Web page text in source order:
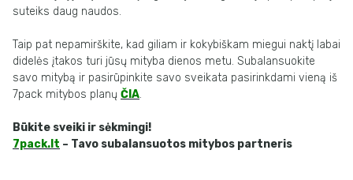
suteiks daug naudos.
Taip pat nepamirškite, kad giliam ir kokybiškam miegui naktį labai
didelės įtakos turi jūsų mityba dienos metu. Subalansuokite
savo mitybą ir pasirūpinkite savo sveikata pasirinkdami vieną iš
7pack mitybos planų ČIA.
Būkite sveiki ir sėkmingi!
7pack.lt – Tavo subalansuotos mitybos partneris